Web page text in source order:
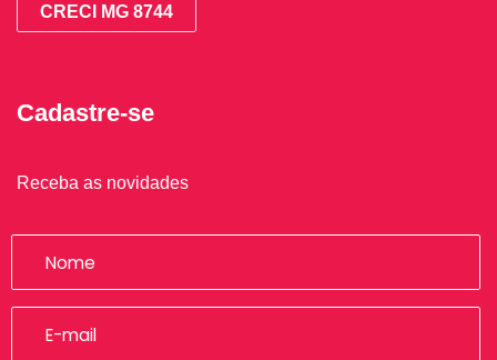
CRECI MG 8744
Cadastre-se
Receba as novidades